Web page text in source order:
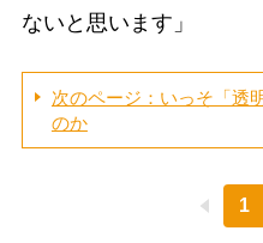
ないと思います」
次のページ：いっそ「透
のか
1